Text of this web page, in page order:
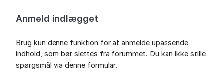
Anmeld indlægget
Brug kun denne funktion for at anmelde upassende
indhold, som bør slettes fra forummet. Du kan ikke stille
spørgsmål via denne formular.